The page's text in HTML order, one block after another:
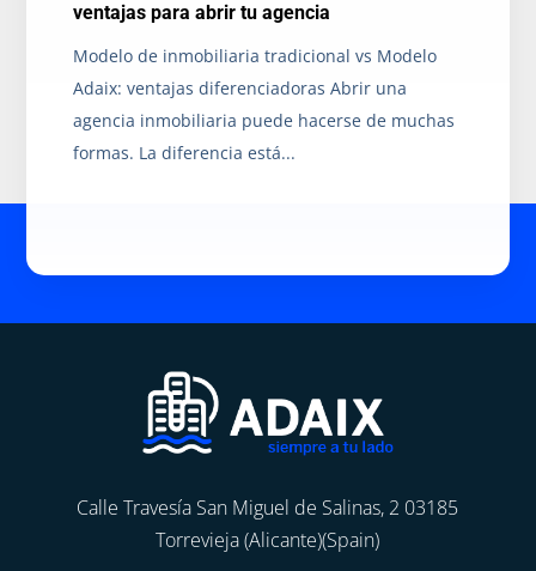
ventajas para abrir tu agencia
Modelo de inmobiliaria tradicional vs Modelo
Adaix: ventajas diferenciadoras Abrir una
agencia inmobiliaria puede hacerse de muchas
formas. La diferencia está...
Calle Travesía San Miguel de Salinas, 2 03185
Torrevieja (Alicante)(Spain)